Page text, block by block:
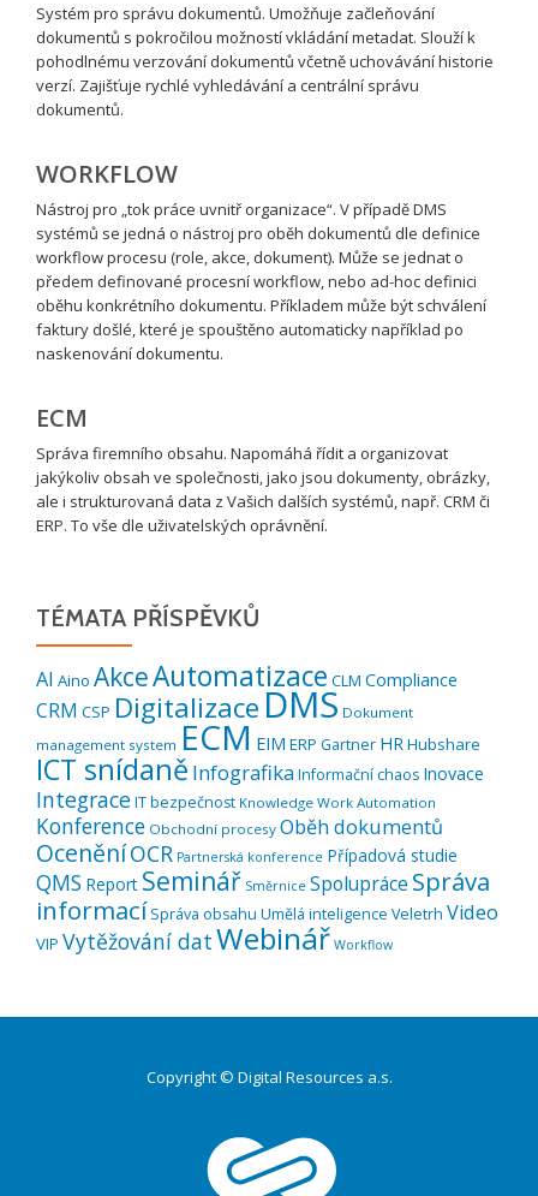
Systém pro správu dokumentů. Umožňuje začleňování
dokumentů s pokročilou možností vkládání metadat. Slouží k
pohodlnému verzování dokumentů včetně uchovávání historie
verzí. Zajišťuje rychlé vyhledávání a centrální správu
dokumentů.
WORKFLOW
Nástroj pro „tok práce uvnitř organizace“. V případě DMS
systémů se jedná o nástroj pro oběh dokumentů dle definice
workflow procesu (role, akce, dokument). Může se jednat o
předem definované procesní workflow, nebo ad-hoc definici
oběhu konkrétního dokumentu. Příkladem může být schválení
faktury došlé, které je spouštěno automaticky například po
naskenování dokumentu.
ECM
Správa firemního obsahu. Napomáhá řídit a organizovat
jakýkoliv obsah ve společnosti, jako jsou dokumenty, obrázky,
ale i strukturovaná data z Vašich dalších systémů, např. CRM či
ERP. To vše dle uživatelských oprávnění.
TÉMATA PŘÍSPĚVKŮ
AI Aino AkceAutomatizace CLM Compliance
CRM CSP Digitalizace DMS Dokument
management system ECM EIM ERP Gartner HR Hubshare
ICT snídaně InfografikaInformační chaos Inovace
IntegraceIT bezpečnost Knowledge Work Automation
Konference Obchodní procesy Oběh dokumentů
OceněníOCR Partnerská konference Případová studie
QMS Report Seminář Směrnice Spolupráce Správa
informací Správa obsahu Umělá inteligence Veletrh Video
VIP Vytěžování datWebinář Workflow
Copyright © Digital Resources a.s.